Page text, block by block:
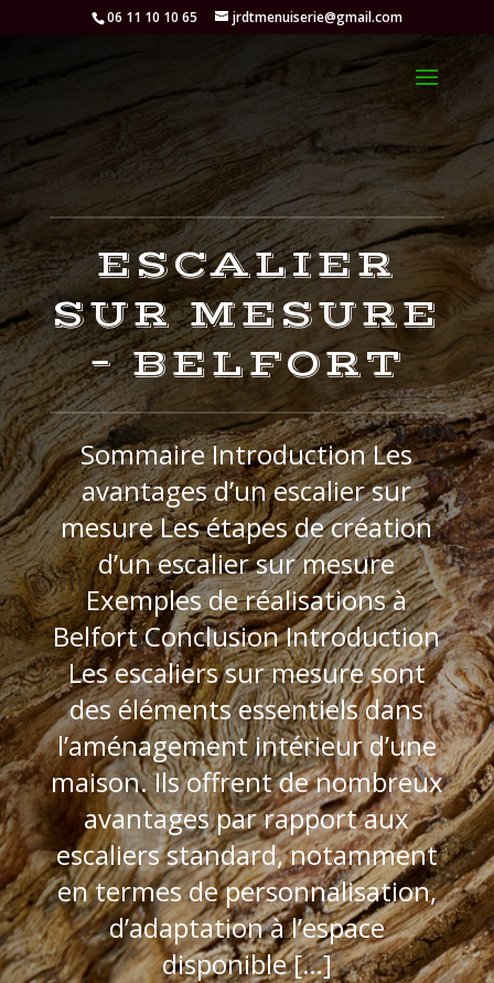
06 11 10 10 65 jrdtmenuiserie@gmail.com
ESCALIER
SUR MESURE
– BELFORT
Sommaire Introduction Les
avantages d’un escalier sur
mesure Les étapes de création
d’un escalier sur mesure
Exemples de réalisations à
Belfort Conclusion Introduction
Les escaliers sur mesure sont
des éléments essentiels dans
l’aménagement intérieur d’une
maison. Ils offrent de nombreux
avantages par rapport aux
escaliers standard, notamment
en termes de personnalisation,
d’adaptation à l’espace
disponible […]